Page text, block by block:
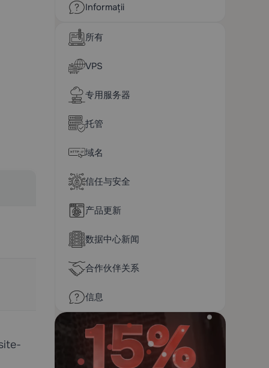
Informații
所有
VPS
专用服务器
托管
域名
信任与安全
产品更新
数据中心新闻
合作伙伴关系
信息